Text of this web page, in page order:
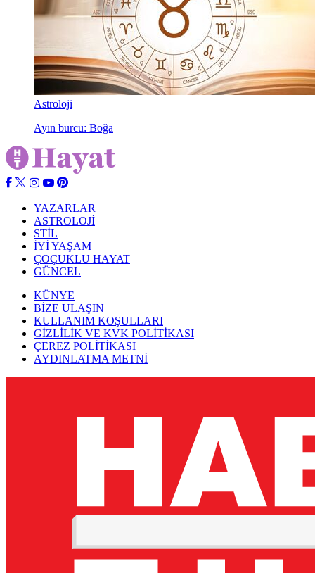
Astroloji
Ayın burcu: Boğa
YAZARLAR
ASTROLOJİ
STİL
İYİ YAŞAM
ÇOÇUKLU HAYAT
GÜNCEL
KÜNYE
BİZE ULAŞIN
KULLANIM KOŞULLARI
GİZLİLİK VE KVK POLİTİKASI
ÇEREZ POLİTİKASI
AYDINLATMA METNİ